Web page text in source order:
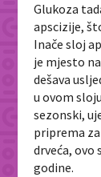
Glukoza
apscizije,
Inače sloj
je mjesto
dešava
u ovom
sezonski,
priprema
drveća, ovo
godine.